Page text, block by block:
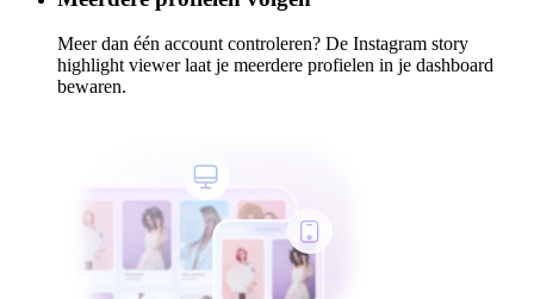
Meer dan één account controleren? De Instagram story
highlight viewer laat je meerdere profielen in je dashboard
bewaren.